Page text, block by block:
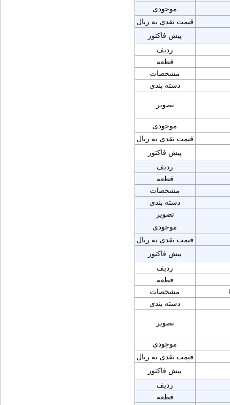
موجودی
قیمت نقدی به ریال
پیش فاکتور
ردیف
قطعه
مشخصات
دسته بندی
تصویر
موجودی
قیمت نقدی به ریال
پیش فاکتور
ردیف
قطعه
مشخصات
دسته بندی
تصویر
موجودی
قیمت نقدی به ریال
پیش فاکتور
ردیف
قطعه
مشخصات
دسته بندی
تصویر
موجودی
قیمت نقدی به ریال
پیش فاکتور
ردیف
قطعه